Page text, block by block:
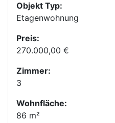
Objekt Typ:
Etagenwohnung
Preis:
270.000,00 €
Zimmer:
3
Wohnfläche:
86 m²